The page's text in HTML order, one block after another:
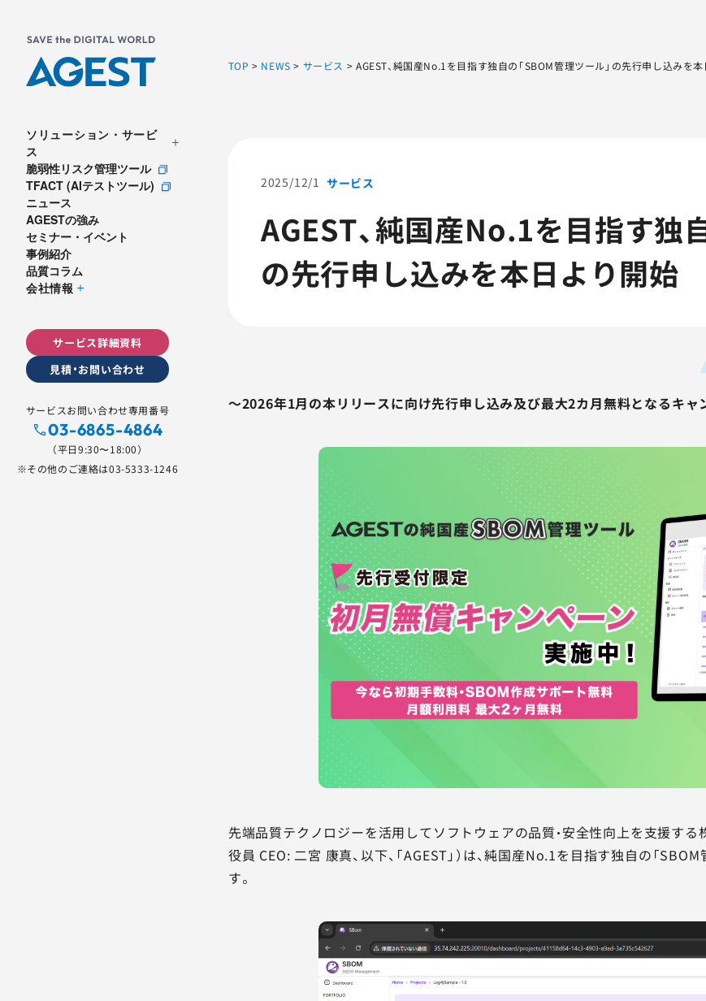
ソリューション・サービ
ス
脆弱性リスク管理ツール
TFACT (AIテストツール)
ニュース
AGESTの強み
セミナー・イベント
事例紹介
品質コラム
会社情報
サービス詳細資料
見積・お問い合わせ
サービスお問い合わせ専用番号
03-6865-4864
（平日9:30〜18:00）
※その他のご連絡は03-5333-1246
TOP > NEWS > サービス > AGEST、純国産No.1を目指す独自の「SBOM管理ツール」の先行申し込みを
2025/12/1 サービス
AGEST、純国産No.1を目指す独
の先行申し込みを本日より開始
～2026年1月の本リリースに向け先行申し込み及び最大2カ月無料となるキャ
先端品質テクノロジーを活用してソフトウェアの品質・安全性向上を支援する
役員 CEO: 二宮 康真、以下、「AGEST」）は、純国産No.1を目指す独自の「
す。